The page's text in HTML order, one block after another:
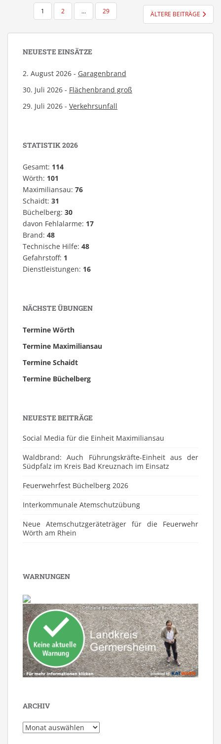
SEITENNUMMERIERUNG
BEITRÄGE
1 2 … 29 ÄLTERE BEITRÄGE
NEUESTE EINSÄTZE
2. August 2026 - Garagenbrand
30. Juli 2026 - Flächenbrand groß
29. Juli 2026 - Verkehrsunfall
STATISTIK 2026
Gesamt: 114
Wörth: 101
Maximiliansau: 76
Schaidt: 31
Büchelberg: 30
davon Fehlalarme: 17
Brand: 48
Technische Hilfe: 48
Gefahrstoff: 1
Dienstleistungen: 16
NÄCHSTE ÜBUNGEN
Termine Wörth
Termine Maximiliansau
Termine Schaidt
Termine Büchelberg
NEUESTE BEITRÄGE
Social Media für die Einheit Maximiliansau
Waldbrand: Auch Führungskräfte-Einheit aus der
Südpfalz im Kreis Bad Kreuznach im Einsatz
Feuerwehrfest Büchelberg 2026
⁠Interkommunale Atemschutzübung
Neue Atemschutzgeräteträger für die Feuerwehr
Wörth am Rhein
WARNUNGEN
ARCHIV
Archiv